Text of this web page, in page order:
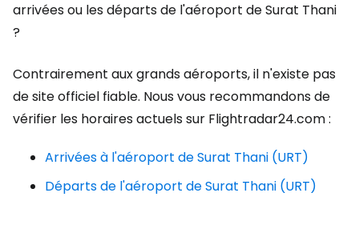
arrivées ou les départs de l'aéroport de Surat Thani
?
Contrairement aux grands aéroports, il n'existe pas
de site officiel fiable. Nous vous recommandons de
vérifier les horaires actuels sur Flightradar24.com :
Arrivées à l'aéroport de Surat Thani (URT)
Départs de l'aéroport de Surat Thani (URT)